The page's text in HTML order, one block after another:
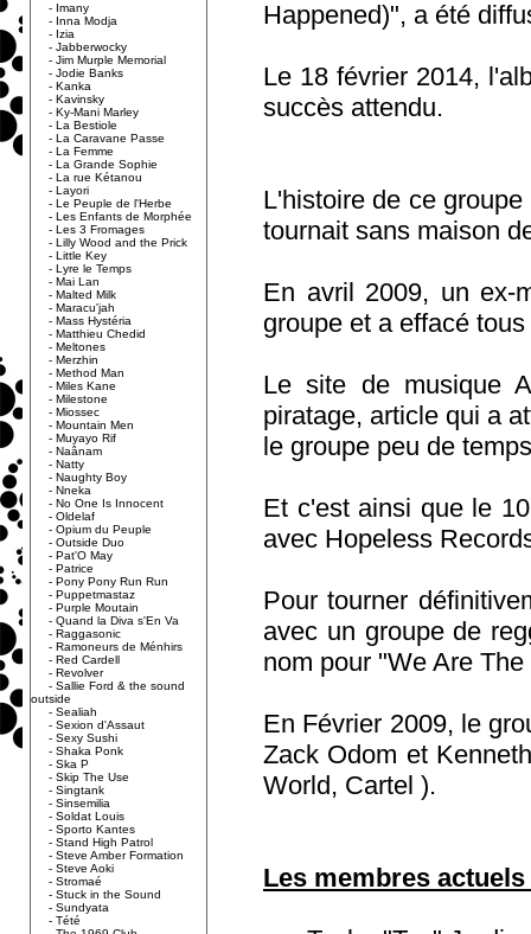
- Imany
- Inna Modja
- Izia
- Jabberwocky
- Jim Murple Memorial
- Jodie Banks
- Kanka
- Kavinsky
- Ky-Mani Marley
- La Bestiole
- La Caravane Passe
- La Femme
- La Grande Sophie
- La rue Kétanou
- Layori
- Le Peuple de l'Herbe
- Les Enfants de Morphée
- Les 3 Fromages
- Lilly Wood and the Prick
- Little Key
- Lyre le Temps
- Mai Lan
- Malted Milk
- Maracu'jah
- Mass Hystéria
- Matthieu Chedid
- Meltones
- Merzhin
- Method Man
- Miles Kane
- Milestone
- Miossec
- Mountain Men
- Muyayo Rif
- Naânam
- Natty
- Naughty Boy
- Nneka
- No One Is Innocent
- Oldelaf
- Opium du Peuple
- Outside Duo
- Pat'O May
- Patrice
- Pony Pony Run Run
- Puppetmastaz
- Purple Moutain
- Quand la Diva s'En Va
- Raggasonic
- Ramoneurs de Ménhirs
- Red Cardell
- Revolver
- Sallie Ford & the sound
outside
- Sealiah
- Sexion d'Assaut
- Sexy Sushi
- Shaka Ponk
- Ska P
- Skip The Use
- Singtank
- Sinsemilia
- Soldat Louis
- Sporto Kantes
- Stand High Patrol
- Steve Amber Formation
- Steve Aoki
- Stromaé
- Stuck in the Sound
- Sundyata
- Tété
Happened)", a été
Le 18 février 2014,
succès attendu.
L'histoire de ce
tournait sans maison
En avril 2009, un ex-
groupe et a effacé
Le site de musique
piratage, article qui a
le groupe peu de
Et c'est ainsi que le
avec Hopeless
Pour tourner
avec un groupe de
nom pour "We Are
En Février 2009, le
Zack Odom et
World, Cartel ).
Les membres